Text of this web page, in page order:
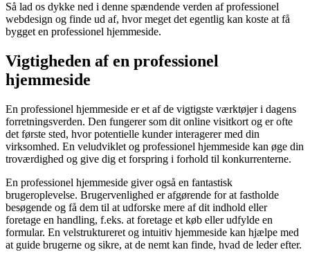
Så lad os dykke ned i denne spændende verden af professionel
webdesign og finde ud af, hvor meget det egentlig kan koste at få
bygget en professionel hjemmeside.
Vigtigheden af en professionel
hjemmeside
En professionel hjemmeside er et af de vigtigste værktøjer i dagens
forretningsverden. Den fungerer som dit online visitkort og er ofte
det første sted, hvor potentielle kunder interagerer med din
virksomhed. En veludviklet og professionel hjemmeside kan øge din
troværdighed og give dig et forspring i forhold til konkurrenterne.
En professionel hjemmeside giver også en fantastisk
brugeroplevelse. Brugervenlighed er afgørende for at fastholde
besøgende og få dem til at udforske mere af dit indhold eller
foretage en handling, f.eks. at foretage et køb eller udfylde en
formular. En velstruktureret og intuitiv hjemmeside kan hjælpe med
at guide brugerne og sikre, at de nemt kan finde, hvad de leder efter.